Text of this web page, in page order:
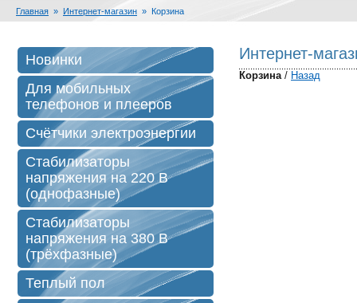
Главная » Интернет-магазин » Корзина
Новинки
Для мобильных
телефонов и плееров
Счётчики электроэнергии
Стабилизаторы
напряжения на 220 В
(однофазные)
Стабилизаторы
напряжения на 380 В
(трёхфазные)
Теплый пол
Интернет-
Корзина/ Назад